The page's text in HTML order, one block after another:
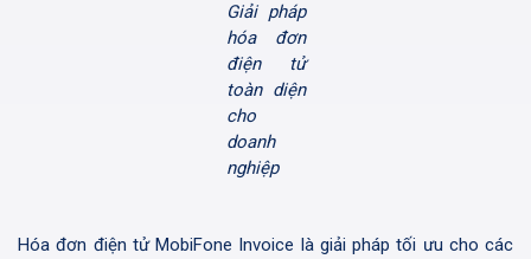
Giải pháp
hóa đơn
điện tử
toàn diện
cho
doanh
nghiệp
Hóa đơn điện tử MobiFone Invoice là giải pháp tối ưu cho các